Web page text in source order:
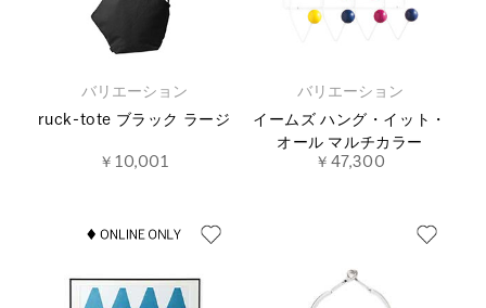
バリエーション
ruck-tote ブラック ラージ
￥10,001
バリエーション
イームズ ハング・イット・
オール マルチカラー
￥47,300